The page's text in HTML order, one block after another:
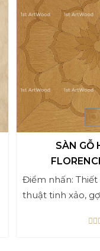
SÀN GỖ
Điểm nhấn:
thuật tinh xảo,
Ứng dụng: